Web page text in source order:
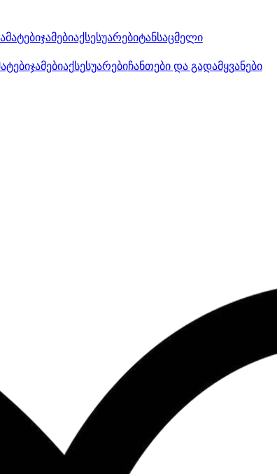
ჯამებიაქსესუარებიტანსაცმელი
ჯამებიაქსესუარებიჩანთები და გადამყვანები